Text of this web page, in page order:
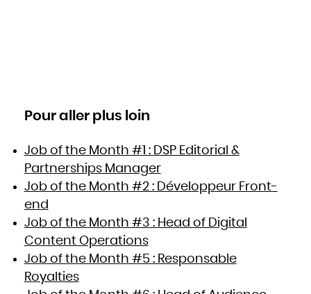
Pour aller plus loin
Job of the Month #1 : DSP Editorial &
Partnerships Manager
Job of the Month #2 : Développeur Front-
end
Job of the Month #3 : Head of Digital
Content Operations
Job of the Month #5 : Responsable
Royalties